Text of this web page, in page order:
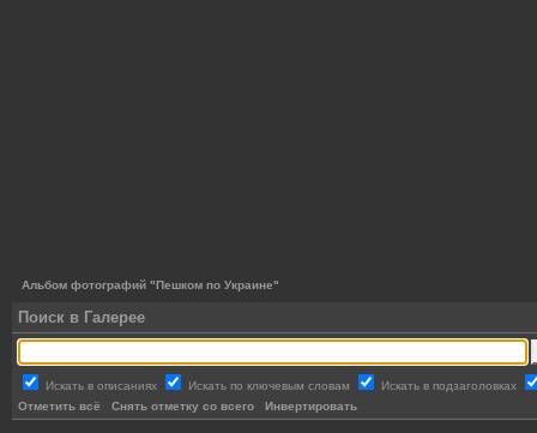
Альбом фотографий "Пешком по Украине"
Поиск в Галерее
Искать в описаниях Искать по ключевым словам
Искать в подзаголовках
Отметить всё
Снять отметку со всего Инвертировать